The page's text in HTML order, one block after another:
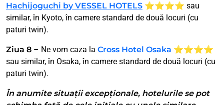
Hachijoguchi by VESSEL HOTELS ⭐⭐⭐⭐ sau
similar, în Kyoto, în camere standard de două locuri (cu
paturi twin).
Ziua 8 – Ne vom caza la Cross Hotel Osaka ⭐⭐⭐⭐
sau similar, în Osaka, în camere standard de două locuri (cu
paturi twin).
În anumite situații excepționale, hotelurile se pot